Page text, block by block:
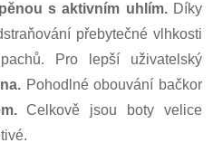
s aktivním uhlím. Díky
přebytečné vlhkosti
Pro lepší uživatelský
Pohodlné obouvání bačkor
Celkově jsou boty velice